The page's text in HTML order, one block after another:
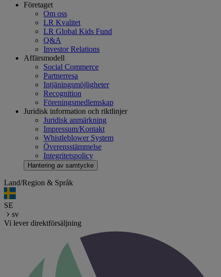
Företaget
Om oss
LR Kvalitet
LR Global Kids Fund
Q&A
Investor Relations
Affärsmodell
Social Commerce
Partnerresa
Intjäningsmöjligheter
Recognition
Föreningsmedlemskap
Juridisk information och riktlinjer
Juridisk anmärkning
Impressum/Kontakt
Whistleblower System
Överensstämmelse
Integritetspolicy
Hantering av samtycke
Land/Region & Språk
SE
sv
Vi lever direktförsäljning